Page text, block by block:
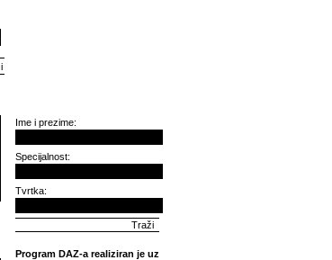
Ime i prezime:
Specijalnost:
Tvrtka:
Program DAZ-a realiziran je uz